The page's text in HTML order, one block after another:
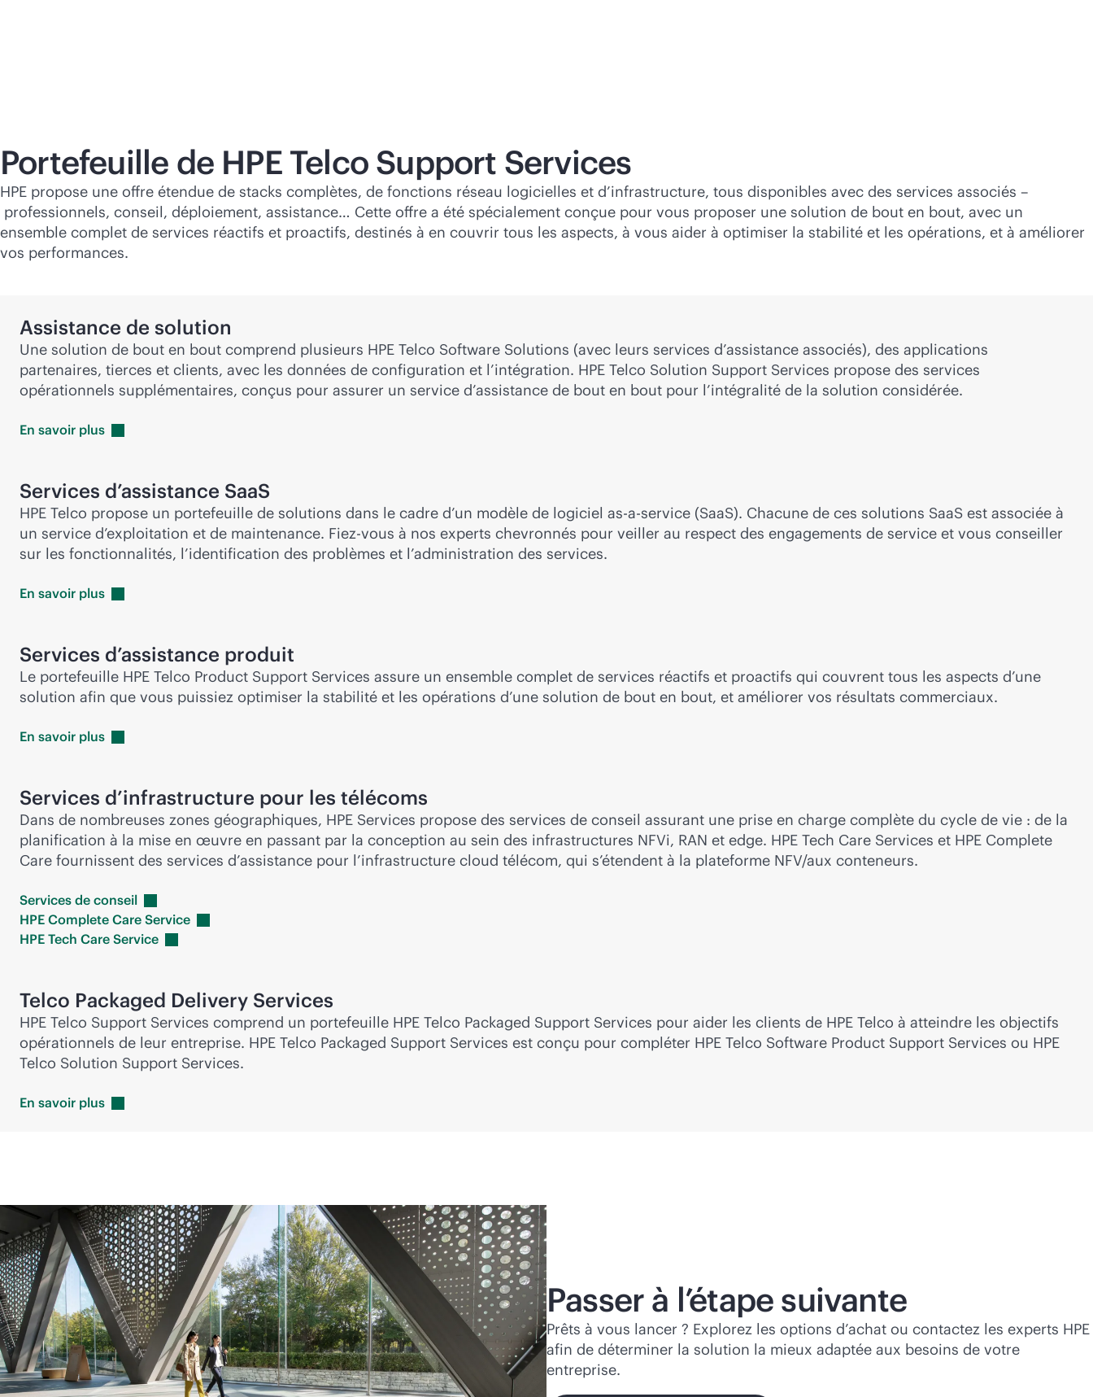
Portefeuille de HPE Telco Support Services
HPE propose une offre étendue de stacks complètes, de fonctions réseau logicielles et d’infrastructure, tous disponibles avec des services associés –
professionnels, conseil, déploiement, assistance… Cette offre a été spécialement conçue pour vous proposer une solution de bout en bout, avec un
ensemble complet de services réactifs et proactifs, destinés à en couvrir tous les aspects, à vous aider à optimiser la stabilité et les opérations, et à améliorer
vos performances.
Assistance de solution
Une solution de bout en bout comprend plusieurs HPE Telco Software Solutions (avec leurs services d’assistance associés), des applications
partenaires, tierces et clients, avec les données de configuration et l’intégration. HPE Telco Solution Support Services propose des services
opérationnels supplémentaires, conçus pour assurer un service d’assistance de bout en bout pour l’intégralité de la solution considérée.
En savoir plus
Services d’assistance SaaS
HPE Telco propose un portefeuille de solutions dans le cadre d’un modèle de logiciel as-a-service (SaaS). Chacune de ces solutions SaaS est associée à
un service d’exploitation et de maintenance. Fiez-vous à nos experts chevronnés pour veiller au respect des engagements de service et vous conseiller
sur les fonctionnalités, l’identification des problèmes et l’administration des services.
En savoir plus
Services d’assistance produit
Le portefeuille HPE Telco Product Support Services assure un ensemble complet de services réactifs et proactifs qui couvrent tous les aspects d’une
solution afin que vous puissiez optimiser la stabilité et les opérations d’une solution de bout en bout, et améliorer vos résultats commerciaux.
En savoir plus
Services d’infrastructure pour les télécoms
Dans de nombreuses zones géographiques, HPE Services propose des services de conseil assurant une prise en charge complète du cycle de vie : de la
planification à la mise en œuvre en passant par la conception au sein des infrastructures NFVi, RAN et edge. HPE Tech Care Services et HPE Complete
Care fournissent des services d’assistance pour l’infrastructure cloud télécom, qui s’étendent à la plateforme NFV/aux conteneurs.
Services de conseil
HPE Complete Care Service
HPE Tech Care Service
Telco Packaged Delivery Services
HPE Telco Support Services comprend un portefeuille HPE Telco Packaged Support Services pour aider les clients de HPE Telco à atteindre les objectifs
opérationnels de leur entreprise. HPE Telco Packaged Support Services est conçu pour compléter HPE Telco Software Product Support Services ou HPE
Telco Solution Support Services.
En savoir plus
Passer à l’étape suivante
Prêts à vous lancer ? Explorez les options d’achat ou contactez les experts HPE
afin de déterminer la solution la mieux adaptée aux besoins de votre
entreprise.